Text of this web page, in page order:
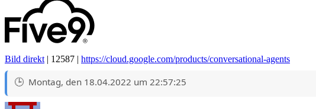
Bild direkt | 12587 | https://cloud.google.com/products/conversational-agents
Montag, den 18.04.2022 um 22:57:25